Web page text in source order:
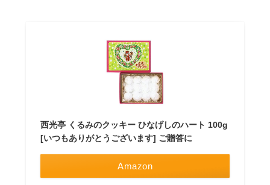
西光亭 くるみのクッキー ひなげしのハート 100g
[いつもありがとうございます] ご贈答に
Amazon